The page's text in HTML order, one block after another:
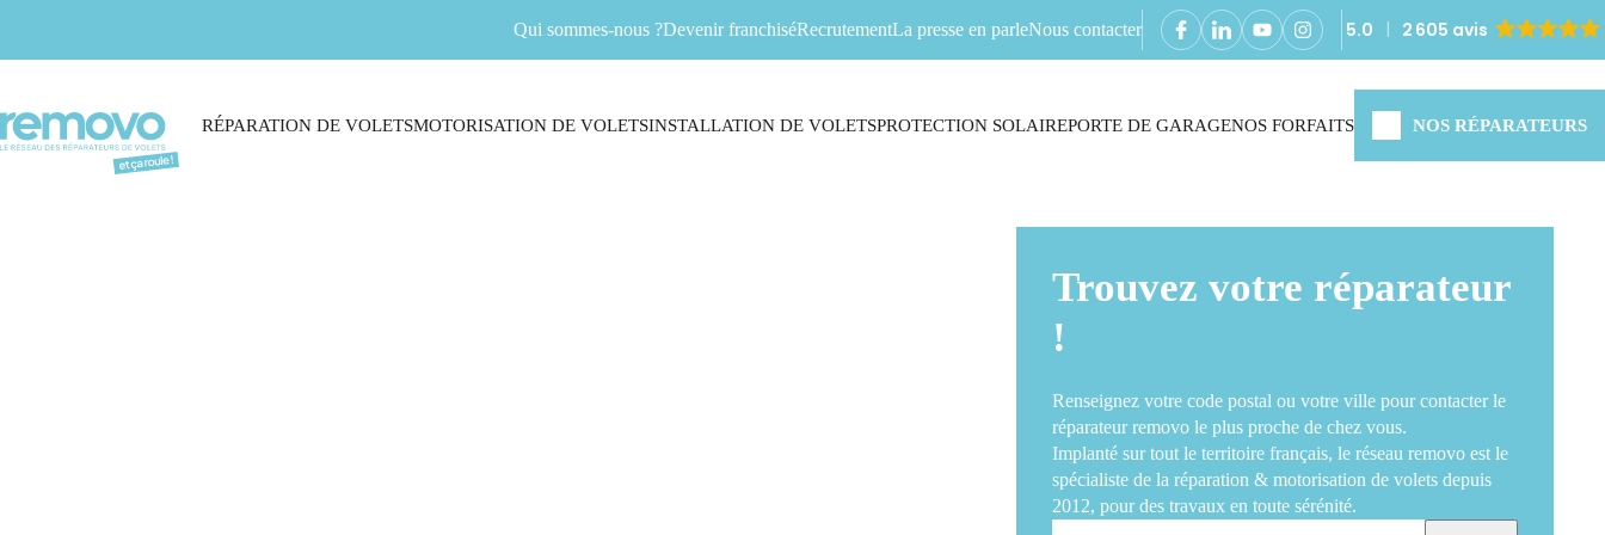
Qui sommes-nous ?Devenir franchiséRecrutementLa presse en parleNous contacter 5.0 2 605 avis
RÉPARATION DE VOLETSMOTORISATION DE VOLETSINSTALLATION DE VOLETSPROTECTION SOLAIREPORTE DE GARAGENOS FORFAITS NOS RÉPARATEURS
Trouvez votre réparateur
!
Renseignez votre code postal ou votre ville pour contacter le
réparateur removo le plus proche de chez vous.
Implanté sur tout le territoire français, le réseau removo est le
spécialiste de la réparation & motorisation de volets depuis
2012, pour des travaux en toute sérénité.